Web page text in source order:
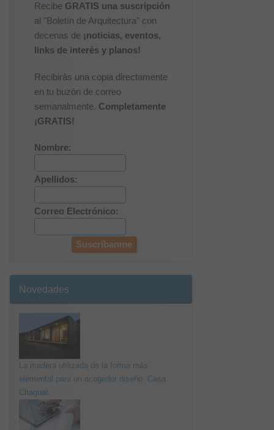
Recibe GRATIS una suscripción
al "Boletín de Arquitectura" con
decenas de ¡noticias, eventos,
links de interés y planos!
Recibirás una copia directamente
en tu buzón de correo
semanalmente. Completamente
¡GRATIS!
Nombre:
Apellidos:
Correo Electrónico:
Novedades
La madera utilizada de la forma más
elemental para un acogedor diseño. Casa
Chagual.